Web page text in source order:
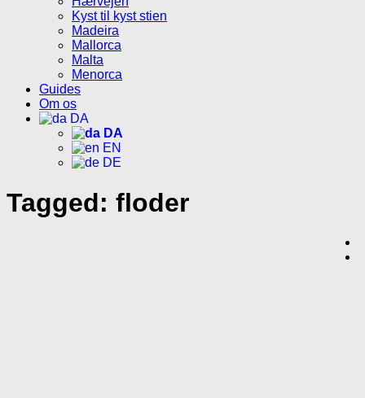
Kyst til kyst stien
Madeira
Mallorca
Malta
Menorca
Guides
Om os
DA
DA
EN
DE
Tagged: floder